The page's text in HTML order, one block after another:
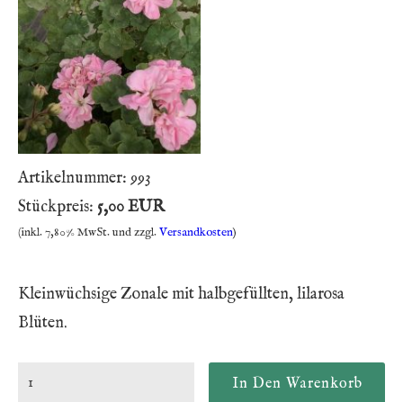
Artikelnummer: 993
Stückpreis: 5,00 EUR
(inkl. 7,80% MwSt. und zzgl.Versandkosten)
Kleinwüchsige Zonale mit halbgefüllten, lilarosa
Blüten.